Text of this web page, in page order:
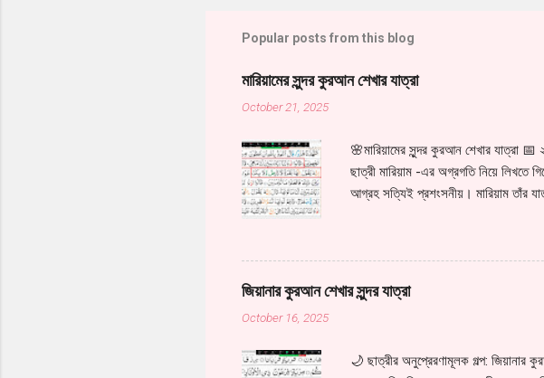
Popular posts from this blog
মারিয়ামের সুন্দর কুরআন শেখার যাত্রা
October 21, 2025
🌸মারিয়ামের সুন্দর কুরআন শেখার
ছাত্রী মারিয়াম -এর অগ্রগতি নিয়ে লিখতে
আগ্রহ সত্যিই প্রশংসনীয়। মারিয়াম তাঁর
এখন সরাসরি মহান কুরআন থেকে পড়ছে।
দিন দিন আরও সাবলীল ও হৃদয়ছোঁয়া হয়ে
জিয়ানার কুরআন শেখার সুন্দর যাত্রা
October 16, 2025
🌙 ছাত্রীর অনুপ্রেরণামূলক গল্প: